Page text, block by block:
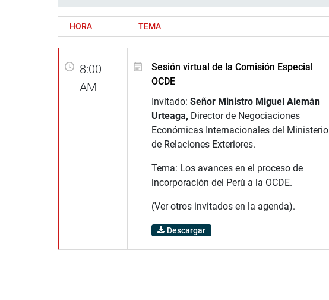
HORA TEMA
8:00
AM
Sesión virtual de la Comisión Especial
OCDE
Invitado: Señor Ministro Miguel Alemán
Urteaga, Director de Negociaciones
Económicas Internacionales del Ministerio
de Relaciones Exteriores.
Tema: Los avances en el proceso de
incorporación del Perú a la OCDE.
(Ver otros invitados en la agenda).
Descargar